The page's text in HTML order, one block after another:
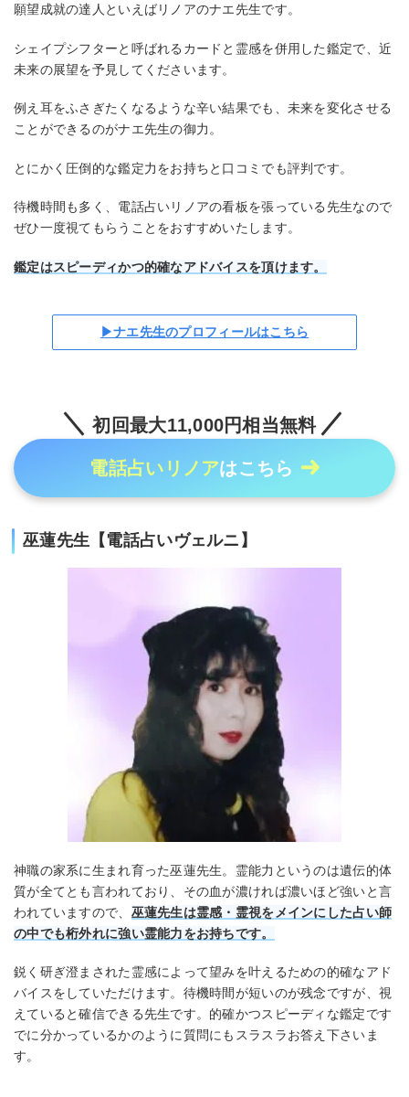
願望成就の達人といえばリノアのナエ先生です。
シェイプシフターと呼ばれるカードと霊感を併用した鑑定で、近
未来の展望を予見してくださいます。
例え耳をふさぎたくなるような辛い結果でも、未来を変化させる
ことができるのがナエ先生の御力。
とにかく圧倒的な鑑定力をお持ちと口コミでも評判です。
待機時間も多く、電話占いリノアの看板を張っている先生なので
ぜひ一度視てもらうことをおすすめいたします。
鑑定はスピーディかつ的確なアドバイスを頂けます。
▶ナエ先生のプロフィールはこちら
初回最大11,000円相当無料
電話占いリノアはこちら
巫蓮先生【電話占いヴェルニ】
神職の家系に生まれ育った巫蓮先生。霊能力というのは遺伝的体
質が全てとも言われており、その血が濃ければ濃いほど強いと言
われていますので、 巫蓮先生は霊感・霊視をメインにした占い師
の中でも桁外れに強い霊能力をお持ちです。
鋭く研ぎ澄まされた霊感によって望みを叶えるための的確なアド
バイスをしていただけます。待機時間が短いのが残念ですが、視
えていると確信できる先生です。的確かつスピーディな鑑定です
でに分かっているかのように質問にもスラスラお答え下さいま
す。